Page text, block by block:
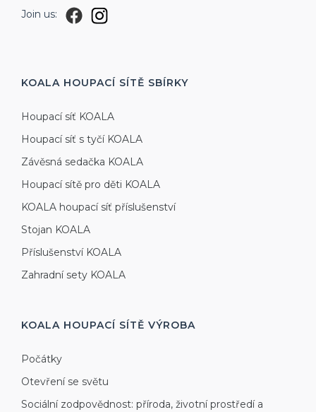
Join us:
KOALA HOUPACÍ SÍTĚ SBÍRKY
Houpací síť KOALA
Houpací síť s tyčí KOALA
Závěsná sedačka KOALA
Houpací sítě pro děti KOALA
KOALA houpací síť příslušenství
Stojan KOALA
Příslušenství KOALA
Zahradní sety KOALA
KOALA HOUPACÍ SÍTĚ VÝROBA
Počátky
Otevření se světu
Sociální zodpovědnost: příroda, životní prostředí a